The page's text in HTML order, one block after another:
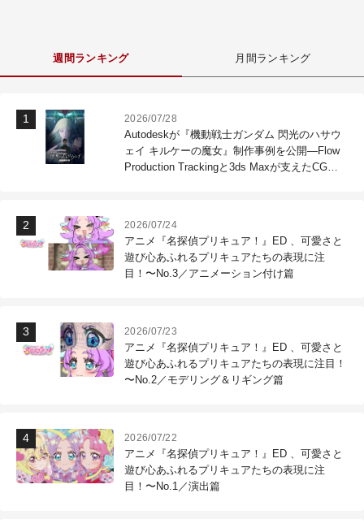
週間ランキング 月間ランキング
2026/07/28
Autodeskが『機動戦士ガンダム 閃光のハサウ
ェイ キルケーの魔女』制作事例を公開―Flow
Production Trackingと3ds Maxが支えたCG制
2026/07/24
アニメ『名探偵プリキュア！』ED 、可愛さと
遊び心あふれるプリキュアたちの表現に注
目！〜No.3／アニメーション付け篇
2026/07/23
アニメ『名探偵プリキュア！』ED 、可愛さと
遊び心あふれるプリキュアたちの表現に注目！
〜No.2／モデリング＆リギング篇
2026/07/22
アニメ『名探偵プリキュア！』ED 、可愛さと
遊び心あふれるプリキュアたちの表現に注
目！〜No.1／演出篇